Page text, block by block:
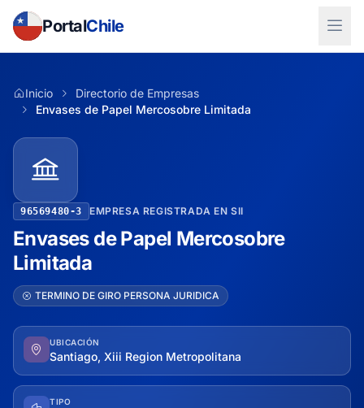
PortalChile
Inicio
Directorio de Empresas
Envases de Papel Mercosobre Limitada
96569480-3 EMPRESA REGISTRADA EN SII
Envases de Papel Mercosobre
Limitada
TERMINO DE GIRO PERSONA JURIDICA
UBICACIÓN
Santiago, Xiii Region Metropolitana
TIPO